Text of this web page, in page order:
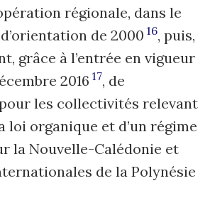
régionale, dans le
de 2000 16, puis,
grâce à l’entrée en vigueur
2016 17, de
les collectivités relevant
loi organique et d’un régime
la Nouvelle-Calédonie et
de la Polynésie